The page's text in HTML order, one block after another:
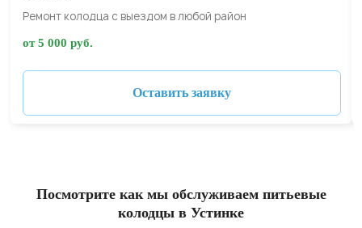
Ремонт колодца с выездом в любой район
от 5 000 руб.
Оставить заявку
Посмотрите как мы обслуживаем питьевые
колодцы в Устинке